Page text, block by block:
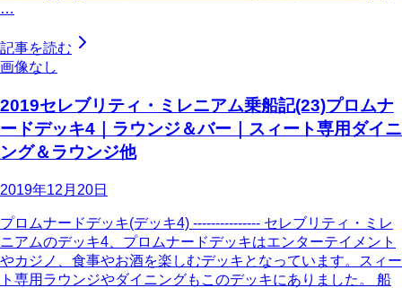
…
記事を読む
画像なし
2019セレブリティ・ミレニアム乗船記(23)プロムナ
ードデッキ4｜ラウンジ＆バー｜スィート専用ダイニ
ング＆ラウンジ他
2019年12月20日
プロムナードデッキ(デッキ4) --------------- セレブリティ・ミレ
ニアムのデッキ4、プロムナードデッキはエンターテイメント
やカジノ、食事やお酒を楽しむデッキとなっています。スィー
ト専用ラウンジやダイニングもこのデッキにありました。 船